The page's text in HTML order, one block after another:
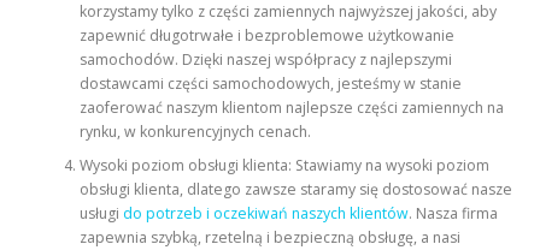
korzystamy tylko z części zamiennych najwyższej jakości, aby
zapewnić długotrwałe i bezproblemowe użytkowanie
samochodów. Dzięki naszej współpracy z najlepszymi
dostawcami części samochodowych, jesteśmy w stanie
zaoferować naszym klientom najlepsze części zamiennych na
rynku, w konkurencyjnych cenach.
Wysoki poziom obsługi klienta: Stawiamy na wysoki poziom
obsługi klienta, dlatego zawsze staramy się dostosować nasze
usługi do potrzeb i oczekiwań naszych klientów. Nasza firma
zapewnia szybką, rzetelną i bezpieczną obsługę, a nasi